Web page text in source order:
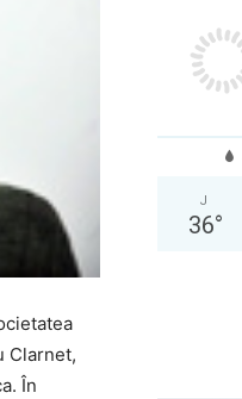
Clarnet,
În
J
36°